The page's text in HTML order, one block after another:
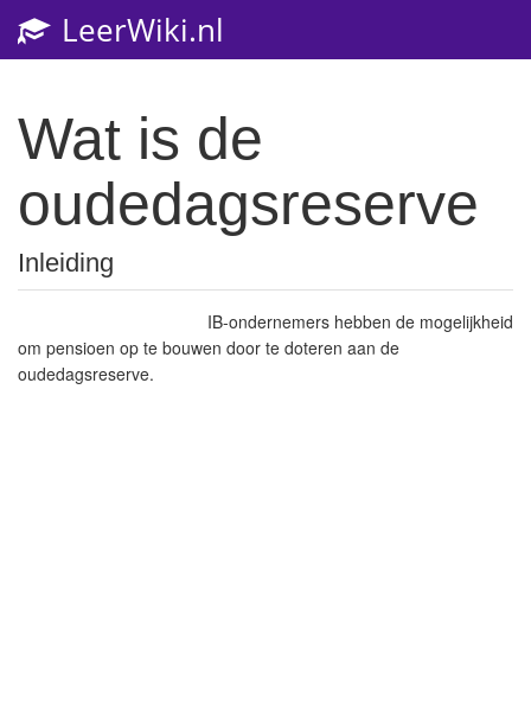
LeerWiki.nl
Wat is de
oudedagsreserve
Inleiding
IB-ondernemers hebben de mogelijkheid
om pensioen op te bouwen door te doteren aan de
oudedagsreserve.